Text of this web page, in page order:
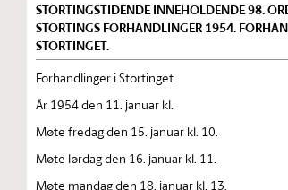
STORTINGSTIDENDE INNEHOLDENDE 98.
STORTINGS FORHANDLINGER 1954.
STORTINGET.
Forhandlinger i Stortinget
År 1954 den 11. januar kl.
Møte fredag den 15. januar kl. 10.
Møte lørdag den 16. januar kl. 11.
Møte mandag den 18. januar kl. 13.